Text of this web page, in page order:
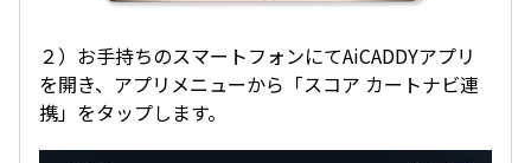
２）お手持ちのスマートフォンにてAiCADDYアプリ
を開き、アプリメニューから「スコア カートナビ連
携」をタップします。